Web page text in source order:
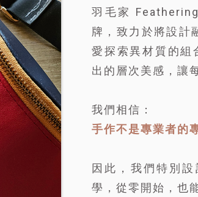
羽毛家
牌，致力於將設計
愛探索異材質的
出的層次美感，讓
我們相信：
手作不是專業者的
因此，我們特別
學，從零開始，也